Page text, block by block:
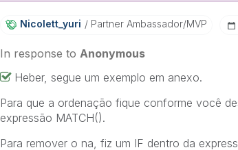
Nicolett_yuri Partner Ambassador/MVP
In response toAnonymous
Heber, segue um exemplo em anexo.
Para que a ordenação fique conforme você
expressão MATCH().
Para remover o na, fiz um IF dentro da